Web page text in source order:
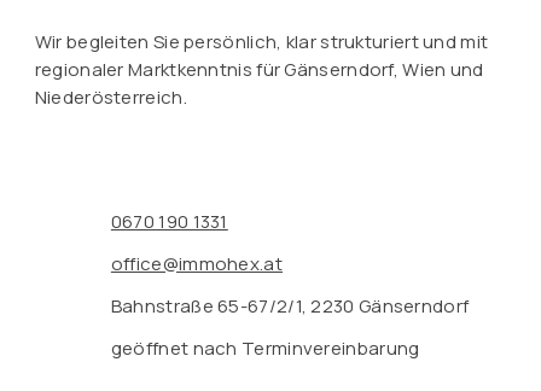
Wir begleiten Sie persönlich, klar strukturiert und mit
regionaler Marktkenntnis für Gänserndorf, Wien und
Niederösterreich.
0670 190 1331
office@immohex.at
Bahnstraße 65-67/2/1, 2230 Gänserndorf
geöffnet nach Terminvereinbarung